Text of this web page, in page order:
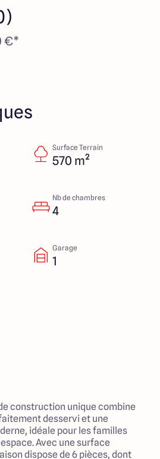
€*
Surface Terrain
570 m²
Nb de chambres
4
Garage
1
construction unique combine
desservi et une
idéale pour les familles
Avec une surface
dispose de 6 pièces, dont